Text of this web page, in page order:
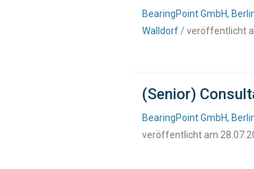
BearingPoint GmbH,
Walldorf/ veröffentlicht
(Senior)
BearingPoint GmbH,
veröffentlicht am